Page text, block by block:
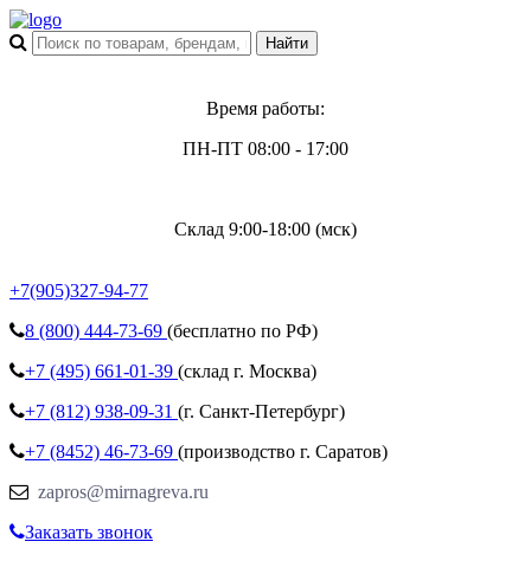
Время работы:
ПН-ПТ 08:00 - 17:00
Склад 9:00-18:00 (мск)
+7(905)327-94-77
8 (800) 444-73-69 (бесплатно по РФ)
+7 (495) 661-01-39 (склад г. Москва)
+7 (812) 938-09-31 (г. Санкт-Петербург)
+7 (8452) 46-73-69 (производство г. Саратов)
zapros@mirnagreva.ru
Заказать звонок